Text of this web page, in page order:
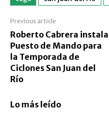
Previous article
Roberto Cabrera instala
Puesto de Mando para
la Temporada de
Ciclones San Juan del
Río
Lo más leído